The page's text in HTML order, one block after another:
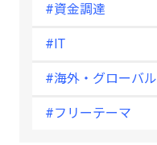
#資金調達
#IT
#海外・グローバル
#フリーテーマ